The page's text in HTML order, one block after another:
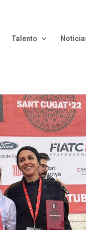
Talento